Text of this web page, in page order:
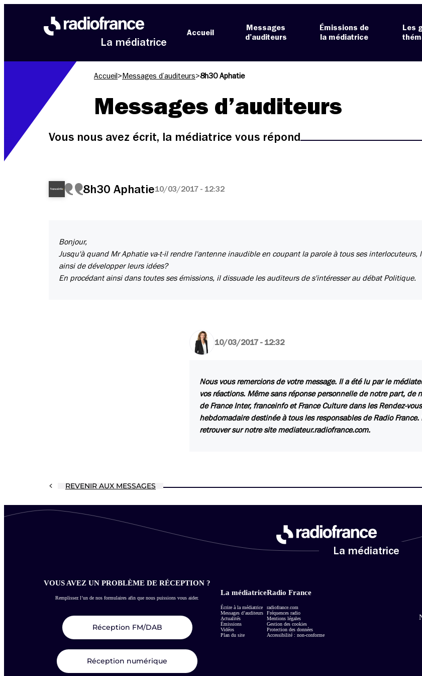
La médiatrice
Accueil
Messages
d’auditeurs
Émissions de
la médiatrice
Les
Accueil > Messages d’auditeurs>8h30 Aphatie
Messages d’auditeurs
Vous nous avez écrit, la médiatrice vous répond
8h30 Aphatie10/03/2017 - 12:32
Bonjour,
Jusqu'à quand Mr Aphatie va-t-il rendre l'antenne inaudible en coupant la parole à tous ses interlocuteurs,
ainsi de développer leurs idées?
En procédant ainsi dans toutes ses émissions, il dissuade les auditeurs de s'intéresser au débat Politique.
10/03/2017 - 12:32
Nous vous remercions de votre message. Il a été lu par le
vos réactions. Même sans réponse personnelle de notre part, de
de France Inter, franceinfo et France Culture dans les Rendez-
hebdomadaire destinée à tous les responsables de Radio
retrouver sur notre site mediateur.radiofrance.com.
REVENIR AUX MESSAGES
La médiatrice
VOUS AVEZ UN PROBLÈME DE RÉCEPTION ?
Remplissez l’un de nos formulaires afin que nous puissions vous aider.
Réception FM/DAB
Réception numérique
La médiatrice
Écrire à la médiatrice
Messages d’auditeurs
Actualités
Émissions
Vidéos
Plan du site
Radio France
radiofrance.com
Fréquences radio
Mentions légales
Gestion des cookies
Protection des données
Accessibilité : non-conforme